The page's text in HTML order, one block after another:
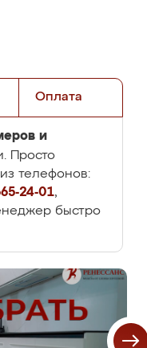
Оплата
и
Просто
телефонов:
24-01,
быстро